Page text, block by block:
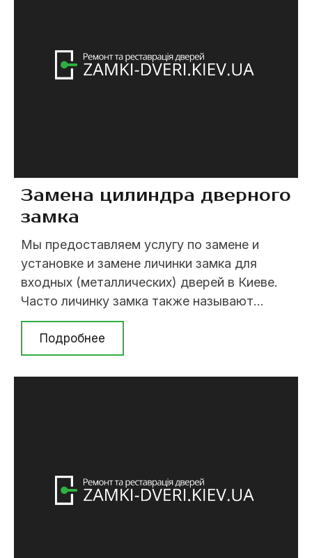
Замена цилиндра дверного
замка
Мы предоставляем услугу по замене и
установке и замене личинки замка для
входных (металлических) дверей в Киеве.
Часто личинку замка также называют
цилиндром (цилиндровым механизмом) или
сердцевиной. У наших специалистов более
15 лет опыта по работе с дверями. Мы
быстро справимся с поставленной задачей,
Подробнее